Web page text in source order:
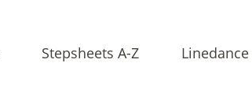
Stepsheets A-Z